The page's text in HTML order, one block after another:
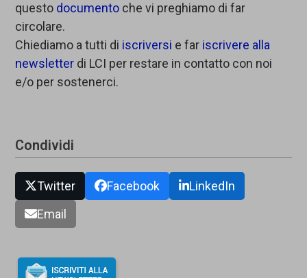
questo documento che vi preghiamo di far
circolare.
Chiediamo a tutti di iscriversi e far iscrivere alla
newsletter di LCI per restare in contatto con noi
e/o per sostenerci.
Condividi
Twitter Facebook
LinkedIn
Email